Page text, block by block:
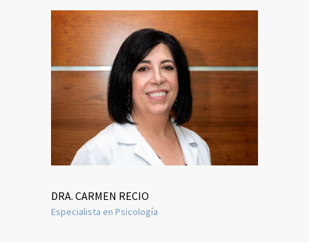
DRA. CARMEN RECIO
Especialista en Psicología